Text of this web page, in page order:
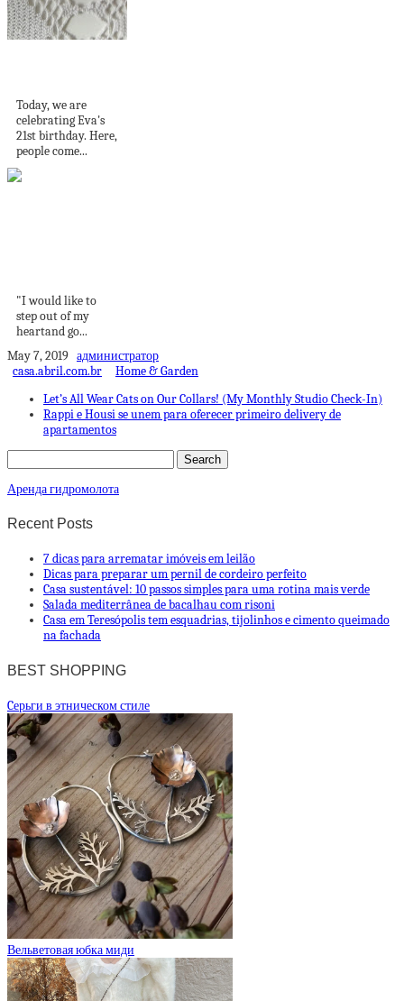
Today, we are
celebrating Eva's
21st birthday. Here,
people come...
"I would like to
step out of my
heartand go...
May 7, 2019 администратор
casa.abril.com.br
Home & Garden
Let’s All Wear Cats on Our Collars! (My Monthly Studio Check-In)
Rappi e Housi se unem para oferecer primeiro delivery de
apartamentos
Аренда гидромолота
Recent Posts
7 dicas para arrematar imóveis em leilão
Dicas para preparar um pernil de cordeiro perfeito
Casa sustentável: 10 passos simples para uma rotina mais verde
Salada mediterrânea de bacalhau com risoni
Casa em Teresópolis tem esquadrias, tijolinhos e cimento queimado
na fachada
BEST SHOPPING
Cерьги в этническом стиле
Вельветовая юбка миди